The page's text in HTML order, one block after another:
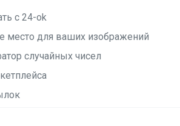
с 24-ok
место для ваших изображений
случайных чисел